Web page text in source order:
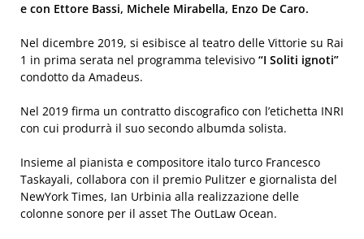
e con Ettore Bassi, Michele Mirabella, Enzo De Caro.
Nel dicembre 2019, si esibisce al teatro delle Vittorie su Rai
1 in prima serata nel programma televisivo “I Soliti ignoti”
condotto da Amadeus.
Nel 2019 firma un contratto discografico con l’etichetta INRI
con cui produrrà il suo secondo albumda solista.
Insieme al pianista e compositore italo turco Francesco
Taskayali, collabora con il premio Pulitzer e giornalista del
NewYork Times, Ian Urbinia alla realizzazione delle
colonne sonore per il asset The OutLaw Ocean.